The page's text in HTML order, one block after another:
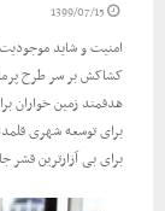
1399/07/15
امنیت و شاید موجودیت
هدفمند زمین خواران
برای توسعه شهری
برای بی آزارترین